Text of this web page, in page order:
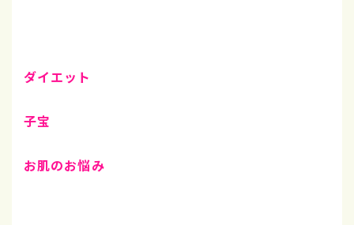
ダイエット
子宝
お肌のお悩み